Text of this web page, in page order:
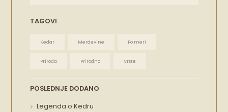
TAGOVI
Kedar Merdevine Po meri
Priroda Prirodno Vrste
POSLEDNJE DODANO
Legenda o Kedru